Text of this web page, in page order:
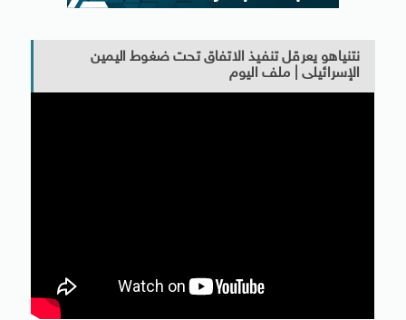
نتنياهو يعرقل تنفيذ الاتفاق تحت ضغوط اليمين
الإسرائيلى | ملف اليوم